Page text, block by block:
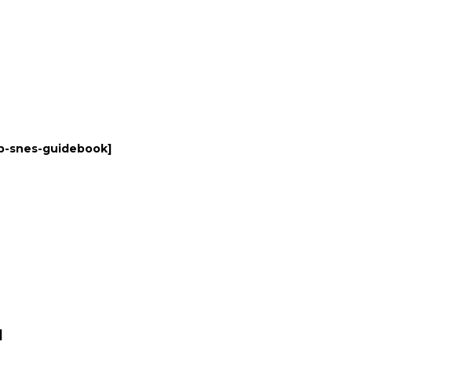
snes-guidebook]